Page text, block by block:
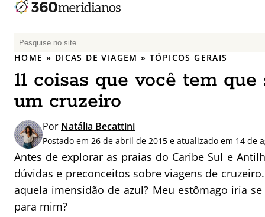
P
e
q
u
i
s
a
r
p
o
r
:
HOME » DICAS DE VIAGEM »TÓPICOS GERAIS
11 coisas que você tem
um cruzeiro
Por Natália Becattini
Postado em 26 de abril de 2015 e atualizado em 14 de
Antes de explorar as praias do Caribe Sul e
dúvidas e preconceitos sobre viagens de
aquela imensidão de azul? Meu estômago iria
para mim?